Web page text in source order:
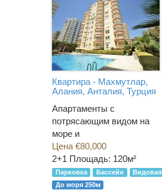
Квартира - Махмутлар,
Алания, Анталия, Турция
Апартаменты с
потрясающим видом на
море и
Цена €80,000
2+1 Площадь: 120м²
Парковка Бассейн
Видовая
До моря 250м